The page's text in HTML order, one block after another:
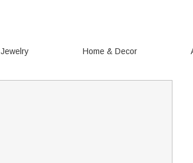
Jewelry Home & Decor